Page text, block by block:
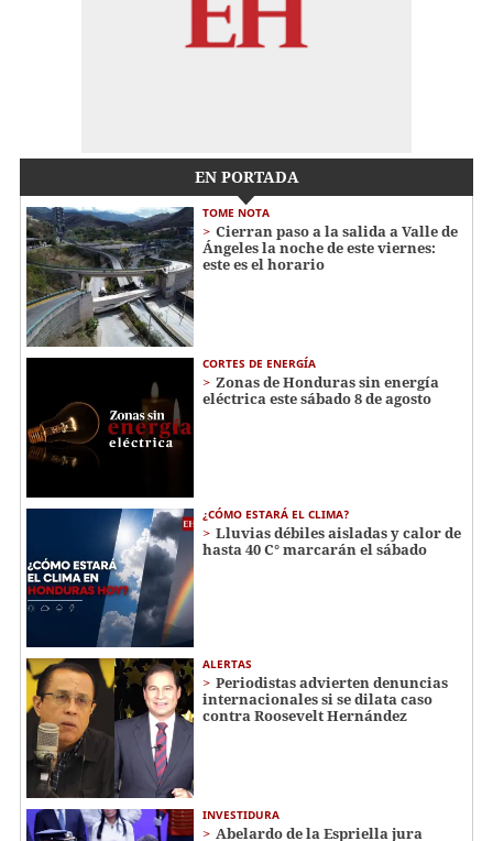
EN PORTADA
TOME NOTA
Cierran paso a la salida a Valle de
Ángeles la noche de este viernes:
este es el horario
CORTES DE ENERGÍA
Zonas de Honduras sin energía
eléctrica este sábado 8 de agosto
¿CÓMO ESTARÁ EL CLIMA?
Lluvias débiles aisladas y calor de
hasta 40 C° marcarán el sábado
ALERTAS
Periodistas advierten denuncias
internacionales si se dilata caso
contra Roosevelt Hernández
INVESTIDURA
Abelardo de la Espriella jura